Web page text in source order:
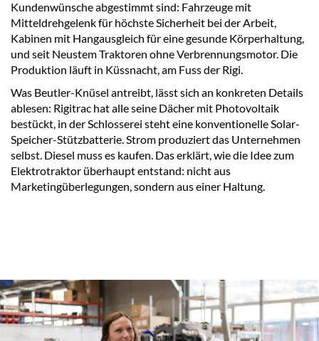
Kundenwünsche abgestimmt sind: Fahrzeuge mit
Mitteldrehgelenk für höchste Sicherheit bei der Arbeit,
Kabinen mit Hangausgleich für eine gesunde Körperhaltung,
und seit Neustem Traktoren ohne Verbrennungsmotor. Die
Produktion läuft in Küssnacht, am Fuss der Rigi.
Was Beutler-Knüsel antreibt, lässt sich an konkreten Details
ablesen: Rigitrac hat alle seine Dächer mit Photovoltaik
bestückt, in der Schlosserei steht eine konventionelle Solar-
Speicher-Stützbatterie. Strom produziert das Unternehmen
selbst. Diesel muss es kaufen. Das erklärt, wie die Idee zum
Elektrotraktor überhaupt entstand: nicht aus
Marketingüberlegungen, sondern aus einer Haltung.